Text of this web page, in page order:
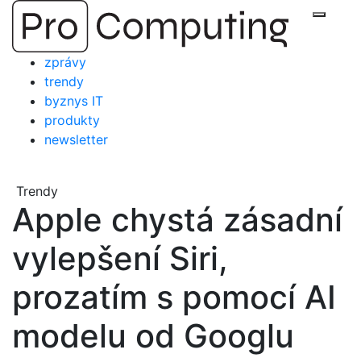
Přejít
obsah
zprávy
trendy
byznys IT
produkty
newsletter
Trendy
Apple chystá zásadní
vylepšení Siri,
prozatím s pomocí AI
modelu od Googlu